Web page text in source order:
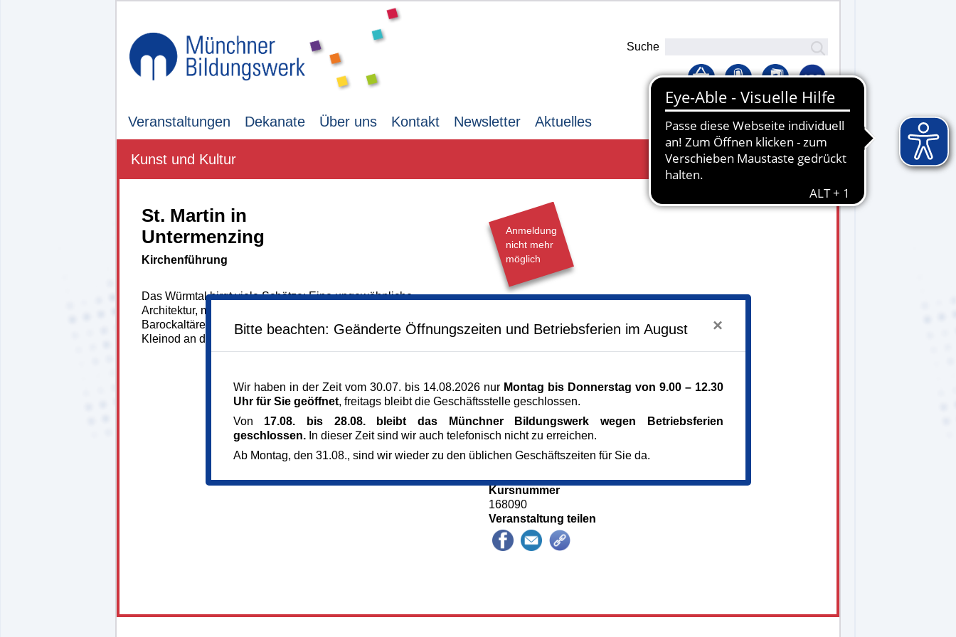
Suche
Veranstaltungen Dekanate Über uns Kontakt Newsletter Aktuelles Lernplattform
Kunst und Kultur
St. Martin in
Untermenzing
Kirchenführung
Das Würmtal birgt viele Schätze: Eine ungewöhnliche
Architektur, mittelalterliche Bleiglasfenster und prächtige
Barockaltäre machen die alte St. Martinskirche zu einem
Kleinod an der Würm.
Anmeldung
nicht mehr
möglich
Veranstaltungsort
München
Kursgebühr
9 €
Referent_in
Anmeldung bis
Kursnummer
168090
Veranstaltung teilen
Bitte beachten: Geänderte Öffnungszeiten und Betriebsferien im August ×
Wir haben in der Zeit vom 30.07. bis 14.08.2026 nur Montag bis Donnerstag von 9.00 – 12.30
Uhr für Sie geöffnet, freitags bleibt die Geschäftsstelle geschlossen.
Von 17.08. bis 28.08. bleibt das Münchner Bildungswerk wegen Betriebsferien
geschlossen.In dieser Zeit sind wir auch telefonisch nicht zu erreichen.
Ab Montag, den 31.08., sind wir wieder zu den üblichen Geschäftszeiten für Sie da.